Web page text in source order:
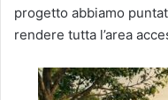
progetto abbiamo
rendere tutta l’area